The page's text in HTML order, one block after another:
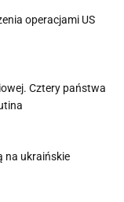
operacjami US
Cztery państwa
na ukraińskie